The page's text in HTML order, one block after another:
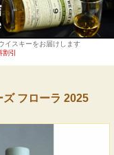
イスキーをお届けします
割引
フローラ 2025